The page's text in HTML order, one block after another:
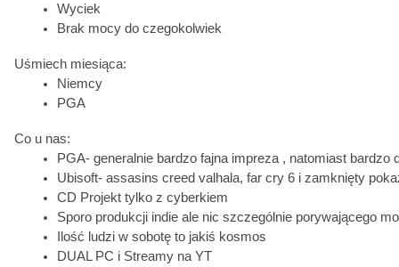
Wyciek
Brak mocy do czegokolwiek
Uśmiech miesiąca:
Niemcy
PGA
Co u nas:
PGA- generalnie bardzo fajna impreza , natomiast
Ubisoft- assasins creed valhala, far cry 6 i zamknięty
CD Projekt tylko z cyberkiem
Sporo produkcji indie ale nic szczególnie porywającego
Ilość ludzi w sobotę to jakiś kosmos
DUAL PC i Streamy na YT